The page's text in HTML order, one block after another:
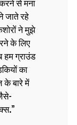
जाते रहे
ने मुझे
के लिए
ग्राउंड
का
बारे में